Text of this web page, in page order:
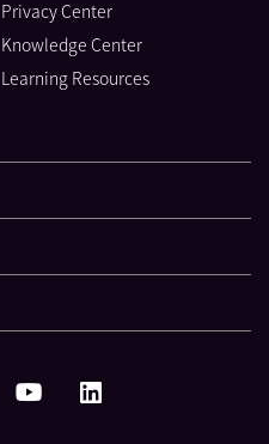
Privacy Center
Knowledge Center
Learning Resources